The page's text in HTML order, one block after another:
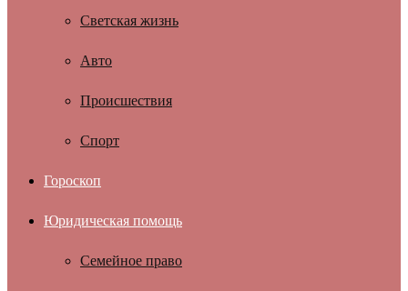
Светская жизнь
Авто
Происшествия
Спорт
Гороскоп
Юридическая помощь
Семейное право